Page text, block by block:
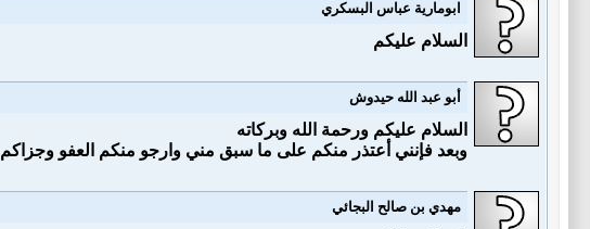
ابومارية عباس البسكري
السلام عليكم
أبو عبد الله حيدوش
السلام عليكم ورحمة الله وبركاته
وبعد فإنني أعتذر منكم على ما سبق مني وارجو منكم العفو وجزاكم
مهدي بن صالح البجائي